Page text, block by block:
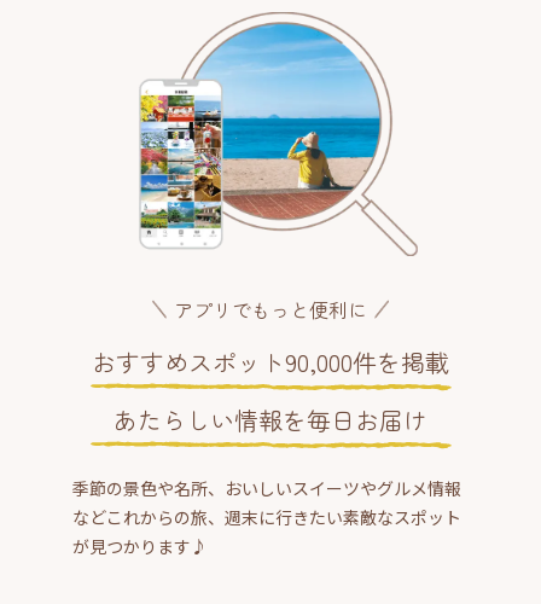
アプリでもっと便利に
おすすめスポット90,000件を掲載
あたらしい情報を毎日お届け
季節の景色や名所、おいしいスイーツやグルメ情報
などこれからの旅、週末に行きたい素敵なスポット
が見つかります♪